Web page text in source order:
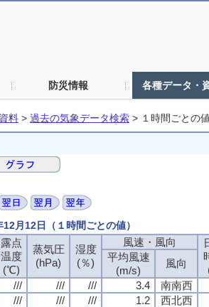
防災情報 各種データ・
料 > 過去の気象データ検索 > １時間ごとの
月12日（１時間ごとの値）
露点
温度
(℃)
蒸気圧
(hPa)
湿度
(％)
風速・風向
平均風速
(m/s)
風向
/// /// /// 3.4
南南西
/// /// /// 1.2
西北西
露点
温度
(℃)
蒸気圧
(hPa)
湿度
(％)
風速・風向
平均風速
(m/s)
風向
/// /// /// 3.4
南南西
/// /// /// 1.2
西北西
露点
温度
(℃)
蒸気圧
(hPa)
湿度
(％)
風速・風向
平均風速
(m/s)
風向
/// /// /// 3.4
南南西
/// /// /// 1.2
西北西
露点
温度
(℃)
蒸気圧
(hPa)
湿度
(％)
風速・風向
平均風速
(m/s)
風向
/// /// /// 3.4
南南西
/// /// /// 1.2
西北西